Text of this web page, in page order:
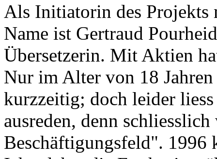
Als Initiatorin des
Name ist Gertraud
Übersetzerin. Mit Aktien
Nur im Alter von 18
kurzzeitig; doch leider
ausreden, denn
Beschäftigungsfeld". 1996